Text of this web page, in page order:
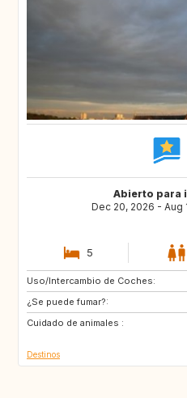
Abierto para
Dec 20, 2026 - Aug
5
Uso/Intercambio de Coches:
¿Se puede fumar?:
Cuidado de animales :
ES
US
GB
Destinos